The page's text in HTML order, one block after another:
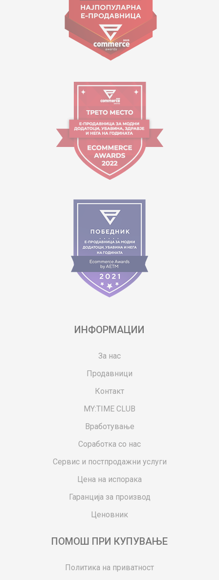
Работно време:
09:00 до 17:00
ИНФОРМАЦИИ
За нас
Продавници
Контакт
MY:TIME CLUB
Вработување
Соработка со нас
Сервис и постпродажни услуги
Цена на испорака
Гаранција за производ
Ценовник
ПОМОШ ПРИ КУПУВАЊЕ
Политика на приватност